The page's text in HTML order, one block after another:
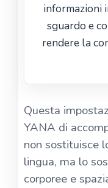
informazioni
sguardo e
rendere la
Questa
YANA di
non sostituisce
lingua, ma lo
corporee e